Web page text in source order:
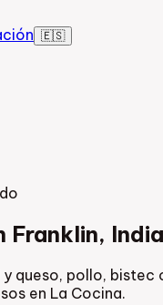
🇪🇸
Franklin,
queso, pollo, bistec
en La Cocina.